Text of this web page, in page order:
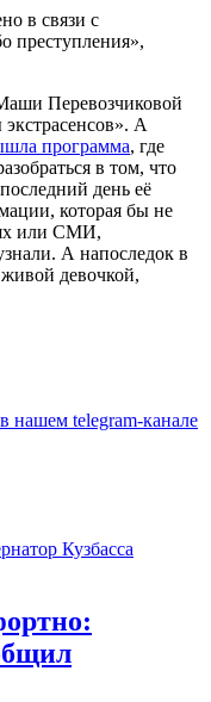
в связи с
преступления»,
Перевозчиковой
А
программа, где
в том, что
день её
которая бы не
или СМИ,
А напоследок в
девочкой,
нашем telegram-канале